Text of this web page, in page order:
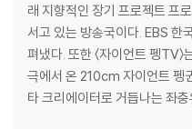
05 화법+작문
유형 연습①
유형 연습②
래 지향적인 장기 프로젝트 프
서고 있는 방송국이다. EBS 한
펴냈다. 또한 〈자이언트 펭TV
극에서 온 210cm 자이언트 펭
타 크리에이터로 거듭나는 좌